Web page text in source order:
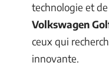
technologie et
Volkswagen
ceux qui
innovante.